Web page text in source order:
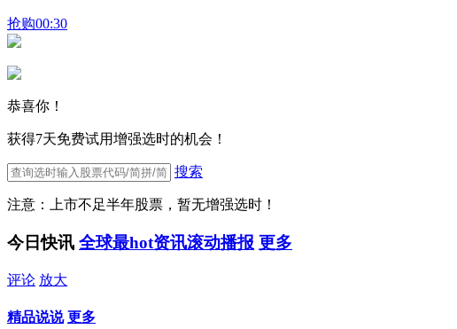
抢购00:30
恭喜你！
获得7天免费试用增强选时的机会！
搜索
注意：上市不足半年股票，暂无增强选时！
今日快讯 全球最hot资讯滚动播报 更多
评论 放大
精品说说 更多